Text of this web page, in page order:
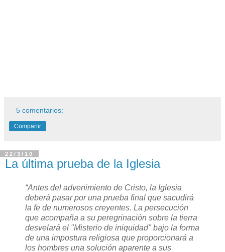
5 comentarios:
Compartir
22/3/10
La última prueba de la Iglesia
“Antes del advenimiento de Cristo, la Iglesia
deberá pasar por una prueba final que sacudirá
la fe de numerosos creyentes. La persecución
que acompaña a su peregrinación sobre la tierra
desvelará el "Misterio de iniquidad" bajo la forma
de una impostura religiosa que proporcionará a
los hombres una solución aparente a sus